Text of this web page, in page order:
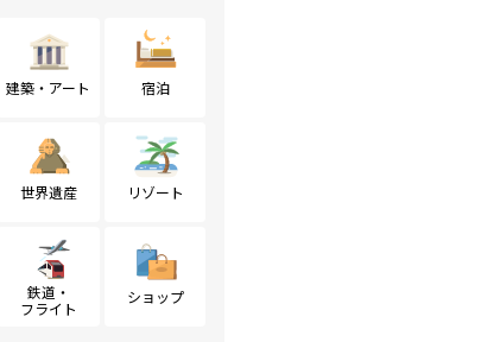
建築・アート 宿泊
世界遺産 リゾート
鉄道・
フライト
ショップ